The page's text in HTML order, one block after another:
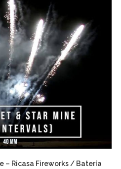
– Ricasa Fireworks / Batería